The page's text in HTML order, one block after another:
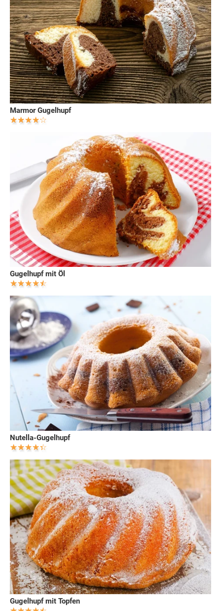
Marmor Gugelhupf
Gugelhupf mit Öl
Nutella-Gugelhupf
Gugelhupf mit Topfen